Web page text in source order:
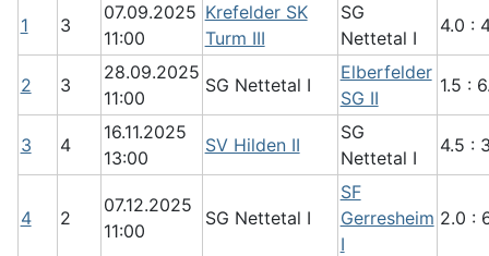
1 3
07.09.2025
11:00
Krefelder SK
Turm III
SG
Nettetal I
4.0 :
2 3
28.09.2025
11:00
SG Nettetal I
Elberfelder
SG II
1.5 :
3 4
16.11.2025
13:00
SV Hilden II
SG
Nettetal I
4.5 :
4 2
07.12.2025
11:00
SG Nettetal I
SF
Gerresheim
I
2.0 :